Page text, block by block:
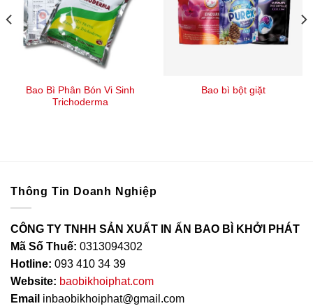
Bao Bì Phân Bón Vi Sinh
Trichoderma
Bao bì bột giặt
Thông Tin Doanh Nghiệp
CÔNG TY TNHH SẢN XUẤT IN ẤN BAO BÌ KHỞI PHÁT
Mã Số Thuế: 0313094302
Hotline: 093 410 34 39
Website: baobikhoiphat.com
Email inbaobikhoiphat@gmail.com